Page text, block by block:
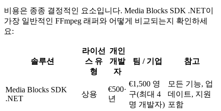
    await pipeline.StartAsync();
await
// GetLastFrameAsBitmap() -> System.Drawing.Bitmap
    var frame = grabber.GetLastFrameAsBitmap();
    frame.Save(Path.Combine(outputDir,
Path.GetFileNameWithoutExtension(file) +
    await pipeline.StopAsync();
    var outputPath = Path.Combine(outputDir,
Path.GetFileNameWithoutExtension(file) +
    await FFMpeg.SnapshotAsync(
        file,
        captureTime: TimeSpan.FromSeconds(5));
// Simple and effective for batch operations.
// Each call spawns a new ffmpeg process.
비용은 종종 결정적인 요소입니다. Media Blocks SDK .NET이
가장 일반적인 FFmpeg 래퍼와 어떻게 비교되는지 확인하세
요:
솔루션
라이선
스 유
형
개인
개발
자
팀 / 기업 참고
Media Blocks SDK
.NET
상용
€500·
년
€1,500 영
구(최대 4
명 개발자)
모든 기능, 업
데이트, 지원
포함